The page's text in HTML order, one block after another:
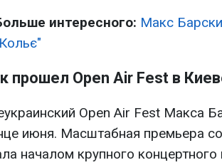
интересного: Макс
прошел Open Air Fest в
Open Air Fest Макса
июня. Масштабная премьера
началом крупного концертного